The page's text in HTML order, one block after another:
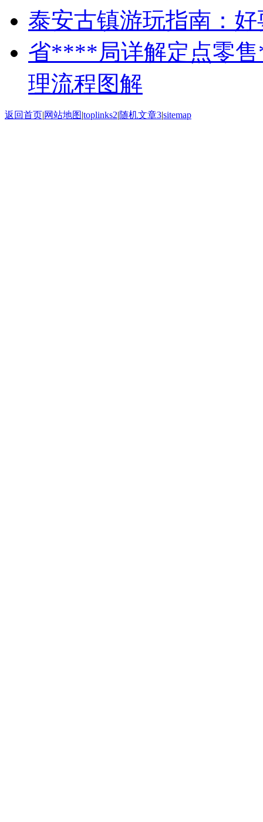
泰安古镇游玩指南：
省****局详解定点零
理流程图解
返回首页|网站地图|toplinks2|随机文章3|sitemap